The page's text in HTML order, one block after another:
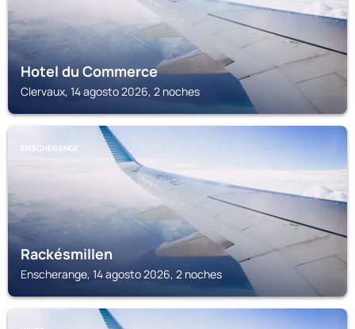
Hotel du Commerce
Clervaux, 14 agosto 2026, 2 noches
ENSCHERANGE
Rackésmillen
Enscherange, 14 agosto 2026, 2 noches